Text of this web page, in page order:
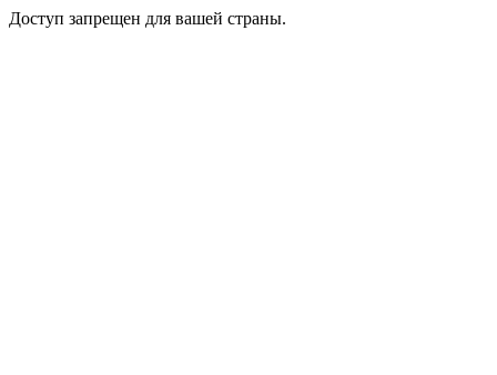
Доступ запрещен для вашей страны.